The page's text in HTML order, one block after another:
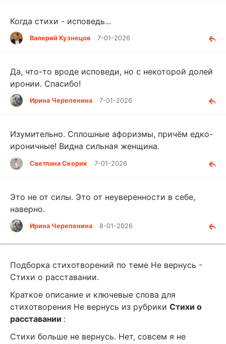
Когда стихи - исповедь...
Валерий Кузнецов 7-01-2026
Да, что-то вроде исповеди, но с некоторой долей
иронии. Спасибо!
Ирина Черепенина 7-01-2026
Изумительно. Сплошные афоризмы, причём едко-
ироничные! Видна сильная женщина.
Светлана Скорик 7-01-2026
Это не от силы. Это от неуверенности в себе,
наверно.
Ирина Черепенина 8-01-2026
Подборка стихотворений по теме Не вернусь -
Стихи о расставании.
Краткое описание и ключевые слова для
стихотворения Не вернусь из рубрики Стихи о
расставании :
Стихи больше не вернусь. Нет, совсем я не